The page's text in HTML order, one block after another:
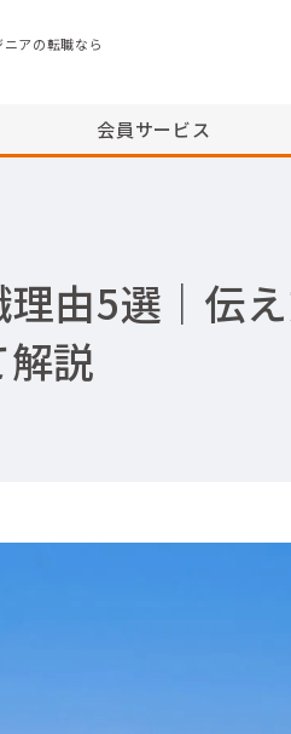
アの転職なら
会員サービス
由5選｜伝
説